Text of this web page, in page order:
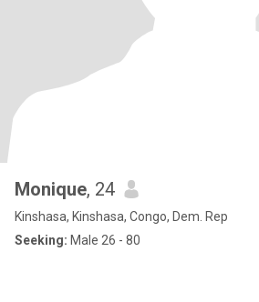
Monique, 24
Kinshasa, Kinshasa, Congo, Dem. Rep
Seeking: Male 26 - 80